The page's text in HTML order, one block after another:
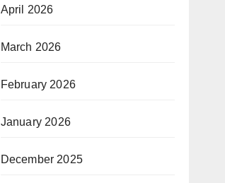
April 2026
March 2026
February 2026
January 2026
December 2025